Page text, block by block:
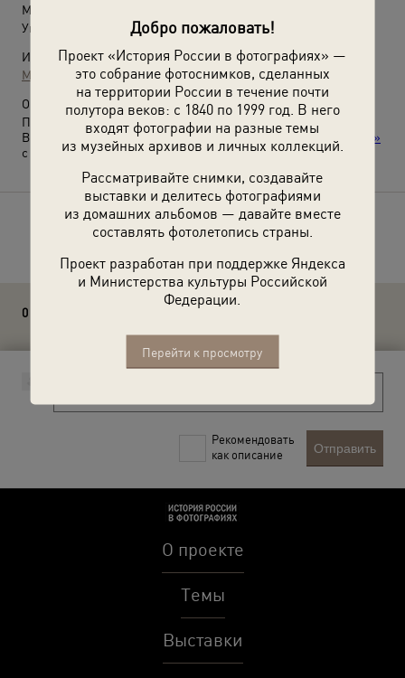
Добро пожаловать!
Проект «История России в фотографиях» —
это собрание фотоснимков, сделанных
на территории России в течение почти
полутора веков: с 1840 по 1999 год. В него
входят фотографии на разные темы
из музейных архивов и личных коллекций.
Рассматривайте снимки, создавайте
выставки и делитесь фотографиями
из домашних альбомов — давайте вместе
составлять фотолетопись страны.
Проект разработан при поддержке Яндекса
и Министерства культуры Российской
Федерации.
Перейти к просмотру
Место съемки:
Украинская ССР, г. Херсон
Источники:
МАММ / МДФ
О фотографии:
Первоначально – детский кинотеатр.
Выставка
«Возвращение в детство: игровые площадки СССР»
с этой фотографией.
Расскажите друзьям об этом фото
0 комментариев
Рекомендовать
как описание
Отправить
О проекте
Темы
Выставки